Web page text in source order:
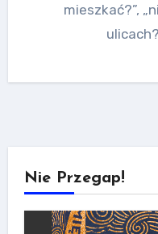
mieszkać?”,
Nie Przegap!